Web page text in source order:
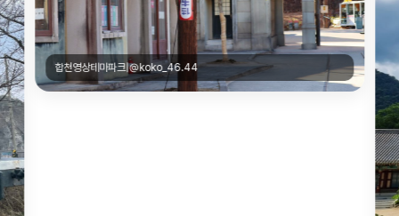
합천영상테마파크|@koko_46.44